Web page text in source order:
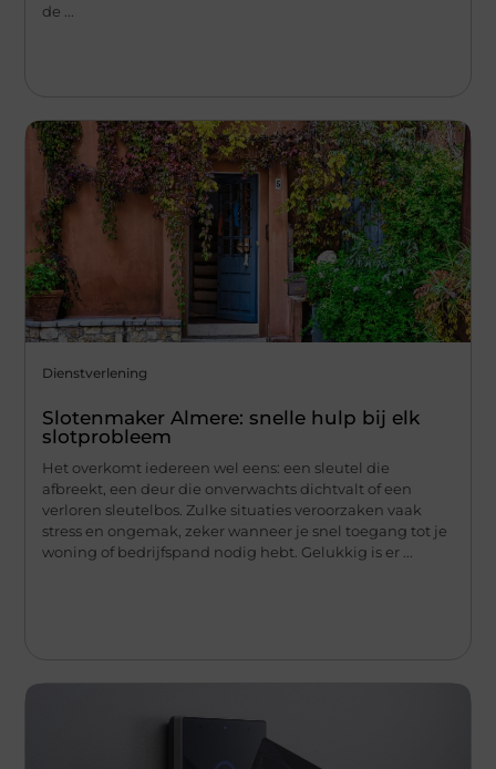
de ...
Dienstverlening
Slotenmaker Almere: snelle hulp bij elk
slotprobleem
Het overkomt iedereen wel eens: een sleutel die
afbreekt, een deur die onverwachts dichtvalt of een
verloren sleutelbos. Zulke situaties veroorzaken vaak
stress en ongemak, zeker wanneer je snel toegang tot je
woning of bedrijfspand nodig hebt. Gelukkig is er ...